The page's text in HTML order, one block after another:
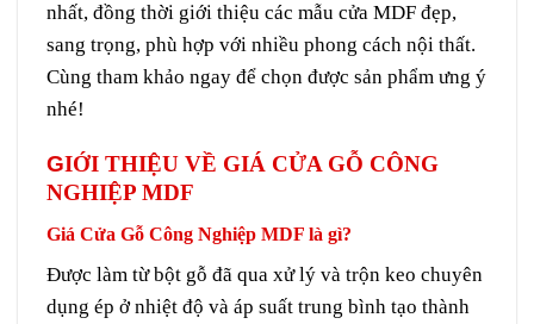
nhất, đồng thời giới thiệu các mẫu cửa MDF đẹp,
sang trọng, phù hợp với nhiều phong cách nội thất.
Cùng tham khảo ngay để chọn được sản phẩm ưng ý
nhé!
GIỚI THIỆU VỀ GIÁ CỬA GỖ CÔNG
NGHIỆP MDF
Giá Cửa Gỗ Công Nghiệp MDF là gì?
Được làm từ bột gỗ đã qua xử lý và trộn keo chuyên
dụng ép ở nhiệt độ và áp suất trung bình tạo thành